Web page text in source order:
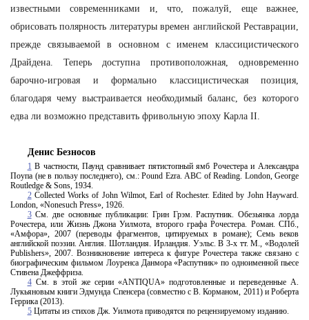
известными современниками и, что, пожалуй, еще важнее,
обрисовать полярность литературы времен английской Реставрации,
прежде связываемой в основном с именем классицистического
Драйдена. Теперь доступна противоположная, одновременно
барочно-игровая и формально классицистическая позиция,
благодаря чему выстраивается необходимый баланс, без которого
едва ли возможно представить фривольную эпоху Карла II.
Денис Безносов
1 В частности, Паунд сравнивает пятистопный ямб Рочестера и Александра
Поупа (не в пользу последнего), см.: Pound Ezra. ABC of Reading. London, George
Routledge & Sons, 1934.
2Collected Works of John Wilmot, Earl of Rochester.Еdited by John Hayward.
London, «Nonesuch Press», 1926.
3См. две основные публикации: Грин Грэм. Распутник. Обезьянка лорда
Рочестера, или Жизнь Джона Уилмота, второго графа Рочестера. Роман. СПб.,
«Амфора», 2007 (переводы фрагментов, цитируемых в романе); Семь веков
английской поэзии. Англия. Шотландия. Ирландия. Уэльс. В 3-х тт. М., «Водолей
Publishers», 2007. Возникновение интереса к фигуре Рочестера также связано с
биографическим фильмом Лоуренса Данмора «Распутник» по одноименной пьесе
Стивена Джеффриза.
4См. в этой же серии «ANTIQUA» подготовленные и переведенные А.
Лукьяновым книги Эдмунда Спенсера (совместно с В. Корманом, 2011) и Роберта
Геррика (2013).
5Цитаты из стихов Дж. Уилмота приводятся по рецензируемому изданию.